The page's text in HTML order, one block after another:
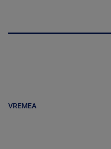
VREMEA